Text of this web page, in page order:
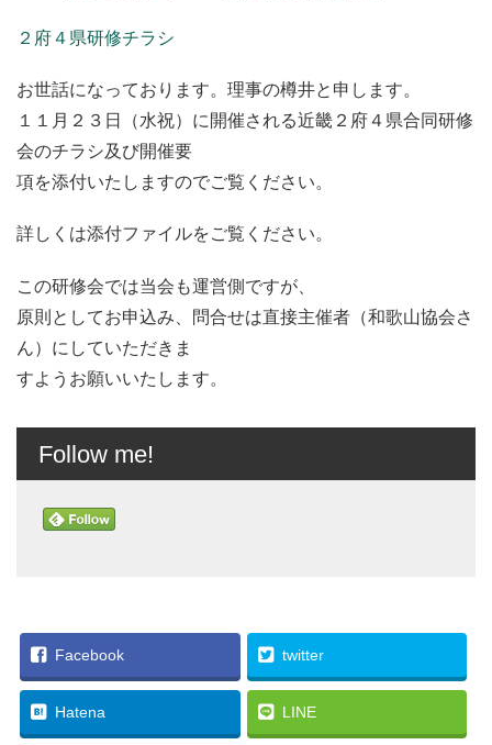
２府４県研修チラシ
お世話になっております。理事の樽井と申します。
１１月２３日（水祝）に開催される近畿２府４県合同研修
会のチラシ及び開催要
項を添付いたしますのでご覧ください。
詳しくは添付ファイルをご覧ください。
この研修会では当会も運営側ですが、
原則としてお申込み、問合せは直接主催者（和歌山協会さ
ん）にしていただきま
すようお願いいたします。
Follow me!
Facebook twitter
Hatena LINE